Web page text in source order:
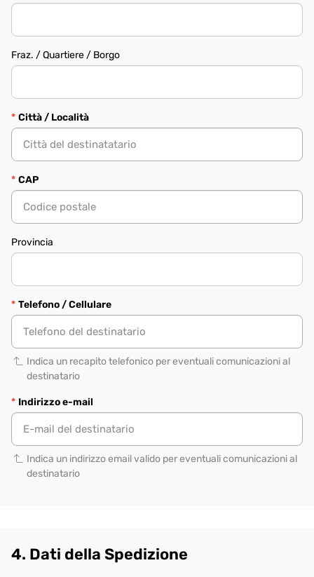
Fraz. / Quartiere / Borgo
Città / Località
CAP
Provincia
Telefono / Cellulare
Indica un recapito telefonico per eventuali comunicazioni al
destinatario
Indirizzo e-mail
Indica un indirizzo email valido per eventuali comunicazioni al
destinatario
4. Dati della Spedizione